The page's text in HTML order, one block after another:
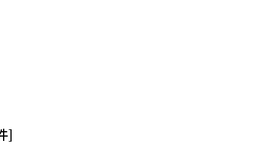
]